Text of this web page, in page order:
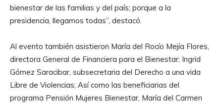
bienestar de las familias y del país; porque a la
presidencia, llegamos todas”, destacó.
Al evento también asistieron María del Rocío Mejía Flores,
directora General de Financiera para el Bienestar; Ingrid
Gómez Saracibar, subsecretaria del Derecho a una vida
Libre de Violencias; Así como las beneficiarias del
programa Pensión Mujeres Bienestar, María del Carmen